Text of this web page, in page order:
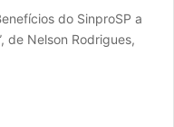
do SinproSP a
de Nelson Rodrigues,